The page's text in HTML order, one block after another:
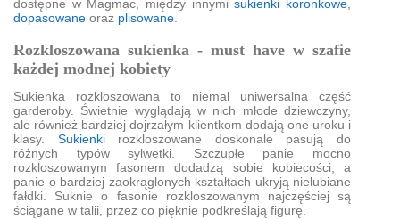
dostępne w Magmac, między innymisukienki koronkowe
dopasowane oraz plisowane
Rozkloszowana sukienka - must have w szafie
każdej modnej kobiety
Sukienka rozkloszowana to niemal uniwersalna część
garderoby. Świetnie wyglądają w nich młode dziewczyny,
ale również bardziej dojrzałym klientkom dodają one uroku i
klasy. Sukienkirozkloszowane doskonale pasują do
różnych typów sylwetki. Szczupłe panie mocno
rozkloszowanym fasonem dodadzą sobie kobiecości, a
panie o bardziej zaokrąglonych kształtach ukryją nielubiane
fałdki. Suknie o fasonie rozkloszowanym najczęściej są
ściągane w talii, przez co pięknie podkreślają figurę.